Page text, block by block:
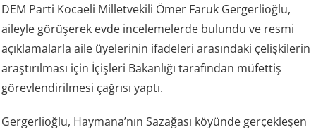
DEM Parti Kocaeli Milletvekili Ömer Faruk Gergerlioğlu,
aileyle görüşerek evde incelemelerde bulundu ve resmi
açıklamalarla aile üyelerinin ifadeleri arasındaki çelişkilerin
araştırılması için İçişleri Bakanlığı tarafından müfettiş
görevlendirilmesi çağrısı yaptı.
Gergerlioğlu, Haymana’nın Sazağası köyünde gerçekleşen